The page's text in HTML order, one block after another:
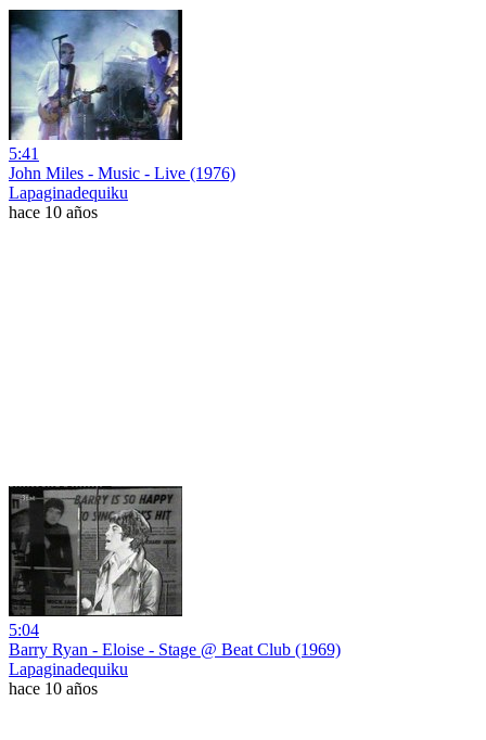
5:41
John Miles - Music - Live (1976)
Lapaginadequiku
hace 10 años
5:04
Barry Ryan - Eloise - Stage @ Beat Club (1969)
Lapaginadequiku
hace 10 años